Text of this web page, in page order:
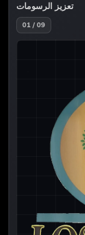
تعزيز الرسومات
01 / 09